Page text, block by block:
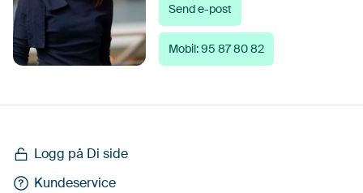
Send e-post
Mobil: 95 87 80 82
Logg på Di side
Kundeservice